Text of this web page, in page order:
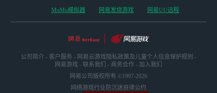
MuMu模拟器 网易发烧游戏 网易UU远程
公司简介 - 客户服务 - 网易云游戏隐私政策及儿童个人信息保护规则 -
网易游戏 - 联系我们 - 商务合作 - 加入我们
网易公司版权所有 ©1997-2026
网络游戏行业防沉迷自律公约